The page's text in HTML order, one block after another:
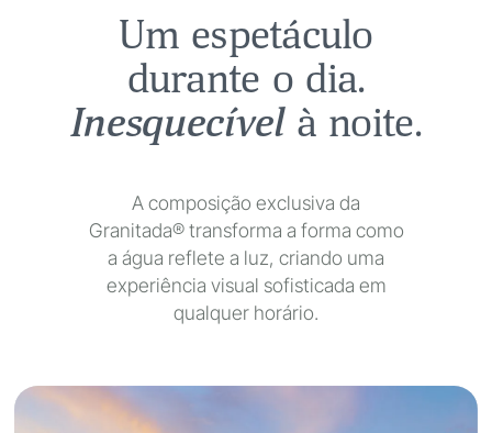
Um espetáculo
durante o dia.
Inesquecívelà noite.
A composição exclusiva da
Granitada® transforma a forma como
a água reflete a luz, criando uma
experiência visual sofisticada em
qualquer horário.